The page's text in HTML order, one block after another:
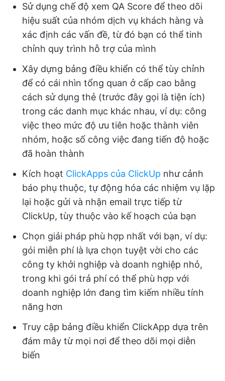
Sử dụng chế độ xem QA Score để theo dõi
hiệu suất của nhóm dịch vụ khách hàng và
xác định các vấn đề, từ đó bạn có thể tinh
chỉnh quy trình hỗ trợ của mình
Xây dựng bảng điều khiển có thể tùy chỉnh
để có cái nhìn tổng quan ở cấp cao bằng
cách sử dụng thẻ (trước đây gọi là tiện ích)
trong các danh mục khác nhau, ví dụ: công
việc theo mức độ ưu tiên hoặc thành viên
nhóm, hoặc số công việc đang tiến độ hoặc
đã hoàn thành
Kích hoạt ClickApps của ClickUp như cảnh
báo phụ thuộc, tự động hóa các nhiệm vụ lặp
lại hoặc gửi và nhận email trực tiếp từ
ClickUp, tùy thuộc vào kế hoạch của bạn
Chọn giải pháp phù hợp nhất với bạn, ví dụ:
gói miễn phí là lựa chọn tuyệt vời cho các
công ty khởi nghiệp và doanh nghiệp nhỏ,
trong khi gói trả phí có thể phù hợp với
doanh nghiệp lớn đang tìm kiếm nhiều tính
năng hơn
Truy cập bảng điều khiển ClickApp dựa trên
đám mây từ mọi nơi để theo dõi mọi diễn
biến